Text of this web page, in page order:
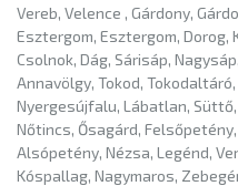
Vereb, Velence , Gárdony,
Esztergom, Esztergom, Dorog,
Csolnok, Dág, Sárisáp,
Annavölgy, Tokod,
Nyergesújfalu, Lábatlan,
Nőtincs, Ősagárd, Felsőpetény,
Alsópetény, Nézsa, Legénd,
Kóspallag, Nagymaros,